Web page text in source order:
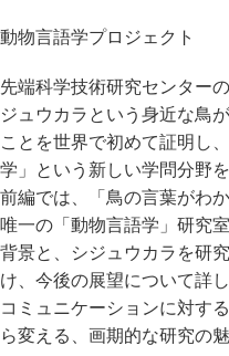
動物言語学プロジェクト
先端科学技術研究センター
ジュウカラという身近な鳥
ことを世界で初めて証明し
学」という新しい学問分野
前編では、「鳥の言葉がわ
唯一の「動物言語学」研究
背景と、シジュウカラを研
け、今後の展望について詳
コミュニケーションに対す
ら変える、画期的な研究の